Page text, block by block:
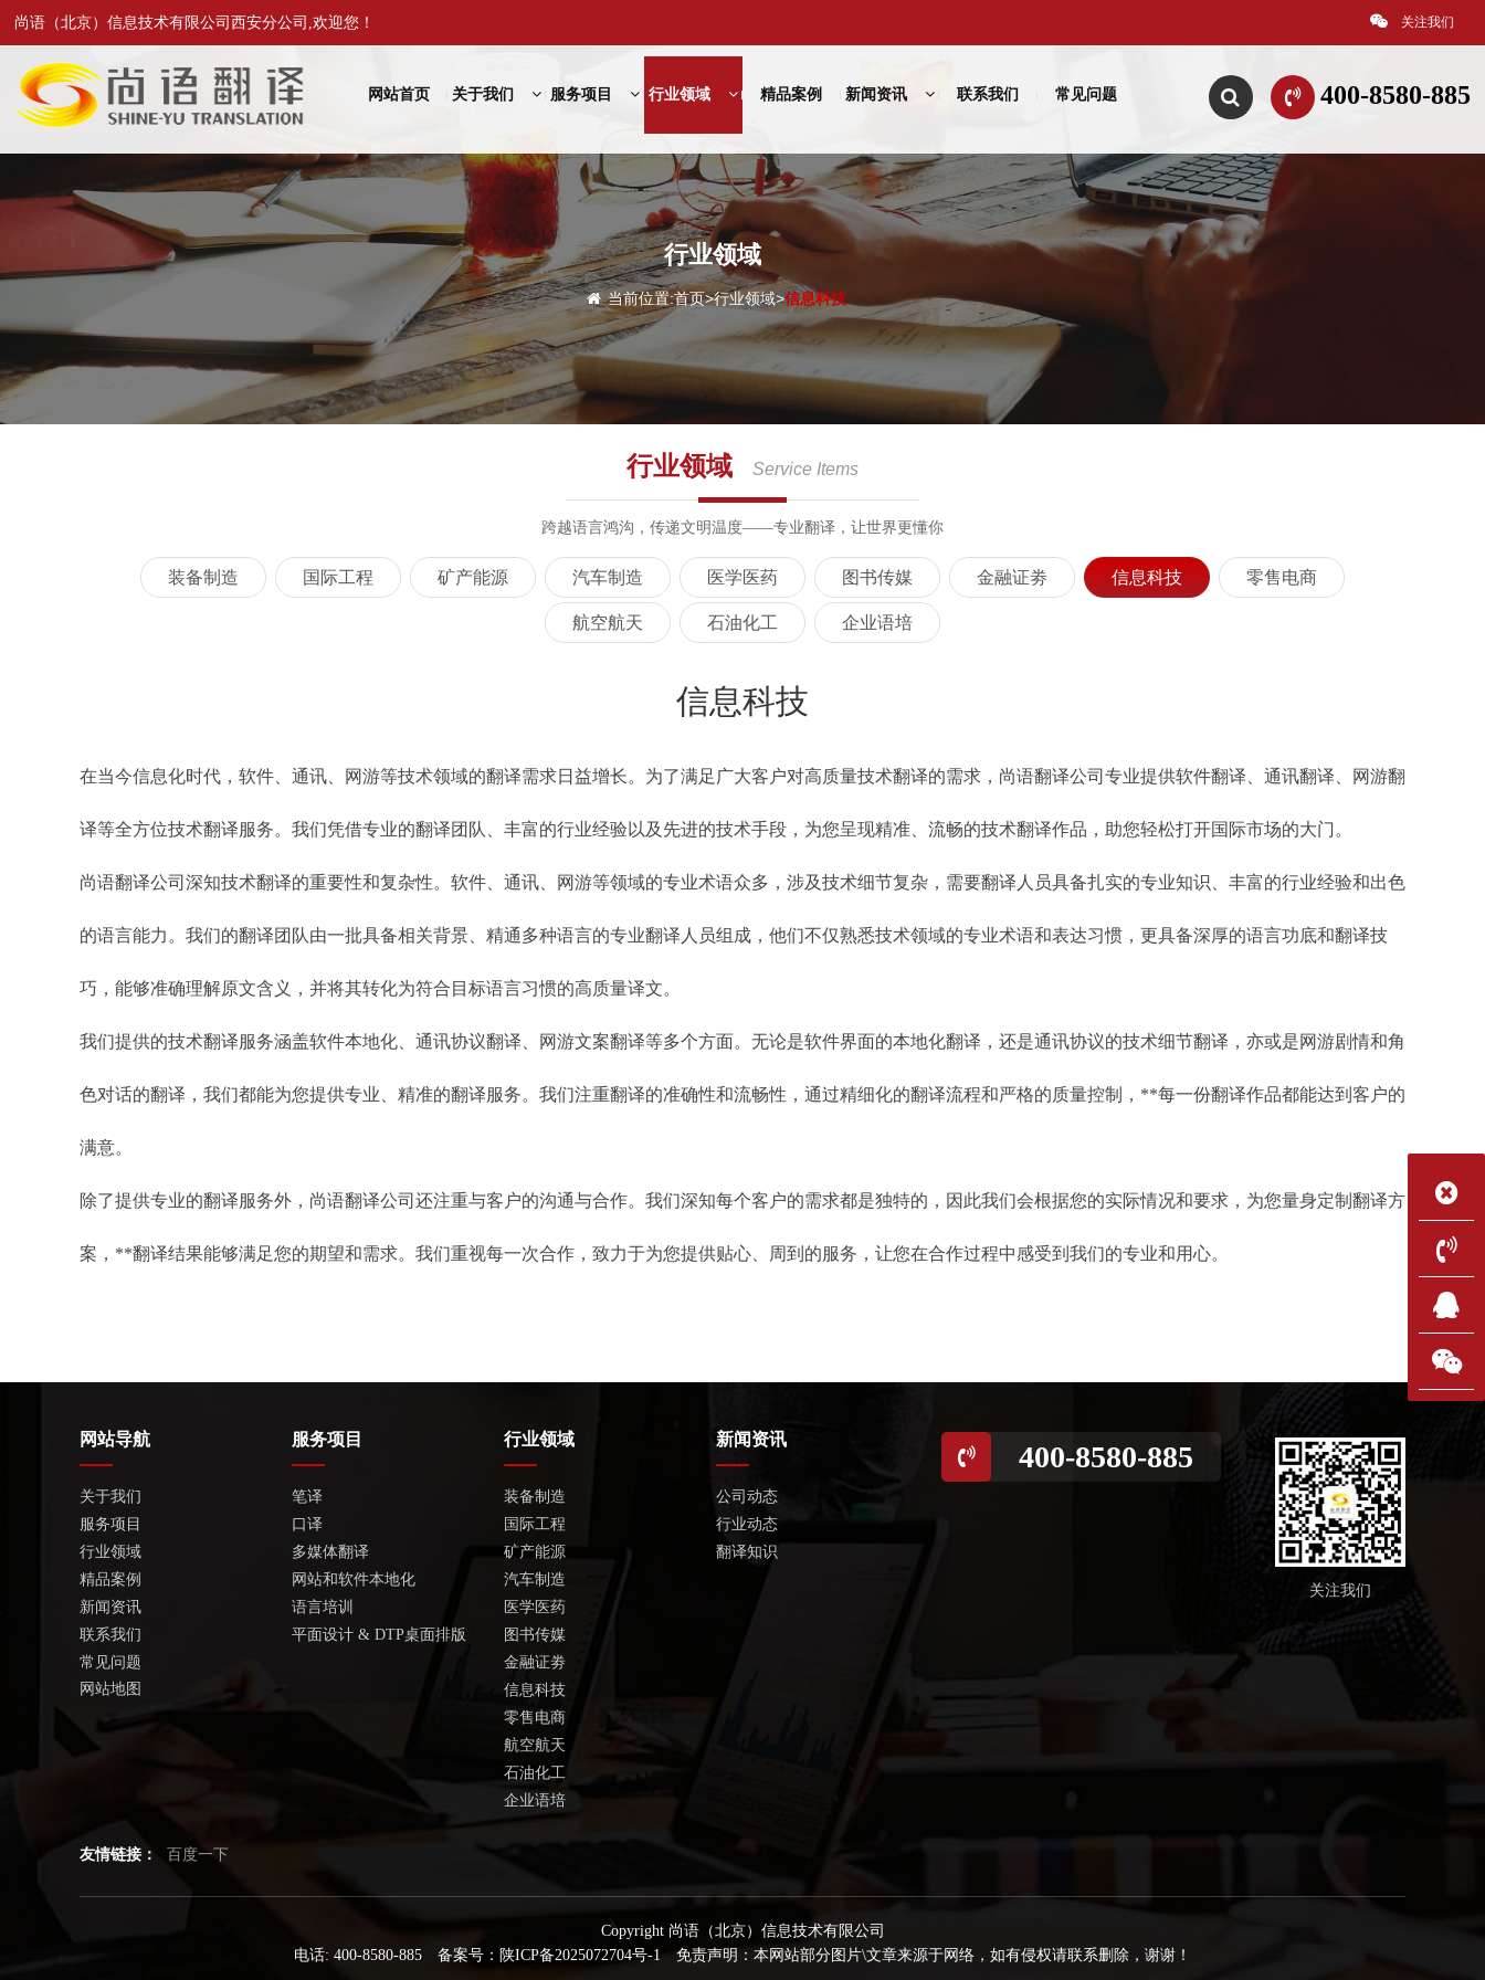
尚语（北京）信息技术有限公司西安分公司,欢迎您！ 关注我们
400-8580-885
网站首页 关于我们 服务项目 行业领域 精品案例 新闻资讯 联系我们 常见问题
行业领域
当前位置:首页>行业领域>信息科技
行业领域 Service Items
跨越语言鸿沟，传递文明温度——专业翻译，让世界更懂你
装备制造 国际工程 矿产能源 汽车制造 医学医药 图书传媒 金融证劵 信息科技 零售电商
航空航天 石油化工 企业语培
信息科技
在当今信息化时代，软件、通讯、网游等技术领域的翻译需求日益增长。为了满足广大客户对高质量技术翻译的需求，尚语翻译公司专业提供软件翻译、通讯翻译、网游翻
译等全方位技术翻译服务。我们凭借专业的翻译团队、丰富的行业经验以及先进的技术手段，为您呈现精准、流畅的技术翻译作品，助您轻松打开国际市场的大门。
尚语翻译公司深知技术翻译的重要性和复杂性。软件、通讯、网游等领域的专业术语众多，涉及技术细节复杂，需要翻译人员具备扎实的专业知识、丰富的行业经验和出色
的语言能力。我们的翻译团队由一批具备相关背景、精通多种语言的专业翻译人员组成，他们不仅熟悉技术领域的专业术语和表达习惯，更具备深厚的语言功底和翻译技
巧，能够准确理解原文含义，并将其转化为符合目标语言习惯的高质量译文。
我们提供的技术翻译服务涵盖软件本地化、通讯协议翻译、网游文案翻译等多个方面。无论是软件界面的本地化翻译，还是通讯协议的技术细节翻译，亦或是网游剧情和角
色对话的翻译，我们都能为您提供专业、精准的翻译服务。我们注重翻译的准确性和流畅性，通过精细化的翻译流程和严格的质量控制，**每一份翻译作品都能达到客户的
满意。
除了提供专业的翻译服务外，尚语翻译公司还注重与客户的沟通与合作。我们深知每个客户的需求都是独特的，因此我们会根据您的实际情况和要求，为您量身定制翻译方
案，**翻译结果能够满足您的期望和需求。我们重视每一次合作，致力于为您提供贴心、周到的服务，让您在合作过程中感受到我们的专业和用心。
网站导航
关于我们
服务项目
行业领域
精品案例
新闻资讯
联系我们
常见问题
网站地图
服务项目
笔译
口译
多媒体翻译
网站和软件本地化
语言培训
平面设计 & DTP桌面排版
行业领域
装备制造
国际工程
矿产能源
汽车制造
医学医药
图书传媒
金融证劵
信息科技
零售电商
航空航天
石油化工
企业语培
新闻资讯
公司动态
行业动态
翻译知识
400-8580-885
关注我们
友情链接： 百度一下
Copyright 尚语（北京）信息技术有限公司
电话: 400-8580-885 备案号： 陕ICP备2025072704号-1 免责声明：本网站部分图片\文章来源于网络，如有侵权请联系删除，谢谢！